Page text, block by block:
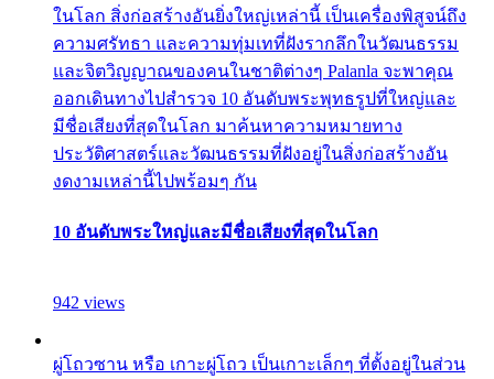
ในโลก สิ่งก่อสร้างอันยิ่งใหญ่เหล่านี้ เป็นเครื่องพิสูจน์ถึง
ความศรัทธา และความทุ่มเทที่ฝังรากลึกในวัฒนธรรม
และจิตวิญญาณของคนในชาติต่างๆ Palanla จะพาคุณ
ออกเดินทางไปสำรวจ 10 อันดับพระพุทธรูปที่ใหญ่และ
มีชื่อเสียงที่สุดในโลก มาค้นหาความหมายทาง
ประวัติศาสตร์และวัฒนธรรมที่ฝังอยู่ในสิ่งก่อสร้างอัน
งดงามเหล่านี้ไปพร้อมๆ กัน
10 อันดับพระใหญ่และมีชื่อเสียงที่สุดในโลก
942 views
ผู่โถวซาน หรือ เกาะผู่โถว เป็นเกาะเล็กๆ ที่ตั้งอยู่ในส่วน